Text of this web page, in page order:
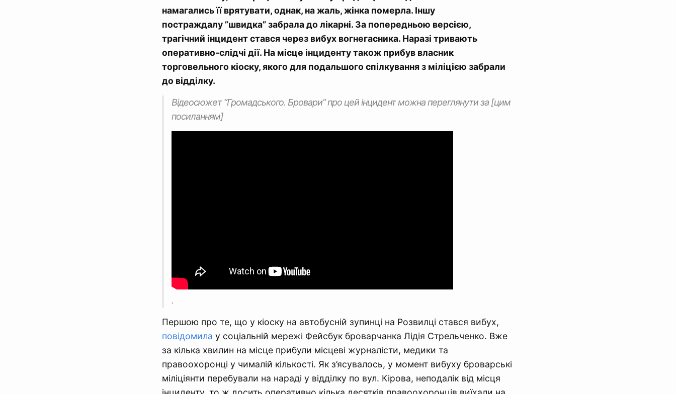
намагались її врятувати, однак, на жаль, жінка померла. Іншу
постраждалу ”швидка” забрала до лікарні. За попередньою версією,
трагічний інцидент стався через вибух вогнегасника. Наразі тривають
оперативно-слідчі дії. На місце інциденту також прибув власник
торговельного кіоску, якого для подальшого спілкування з міліцією забрали
до відділку.
Відеосюжет “Громадського. Бровари” про цей інцидент можна переглянути за [цим
посиланням]
.
Першою про те, що у кіоску на автобусній зупинці на Розвилці стався вибух,
повідомила у соціальній мережі Фейсбук броварчанка Лідія Стрельченко. Вже
за кілька хвилин на місце прибули місцеві журналісти, медики та
правоохоронці у чималій кількості. Як з’ясувалось, у момент вибуху броварські
міліціянти перебували на нараді у відділку по вул. Кірова, неподалік від місця